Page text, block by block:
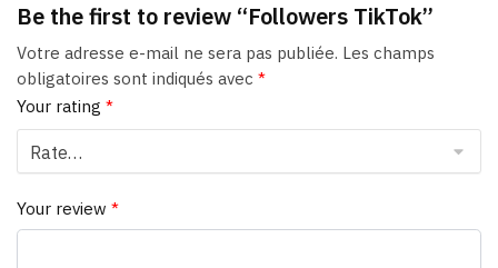
Be the first to review “Followers TikTok”
Votre adresse e-mail ne sera pas publiée. Les champs
obligatoires sont indiqués avec *
Your rating *
Your review *